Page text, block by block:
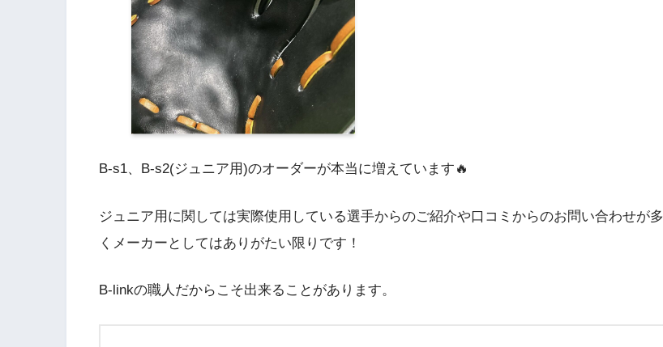
B-s1、B-s2(ジュニア用)のオーダーが本当に増えています🔥
ジュニア用に関しては実際使用している選手からのご紹介や口コミからのお問い合わせが多
くメーカーとしてはありがたい限りです！
B-linkの職人だからこそ出来ることがあります。